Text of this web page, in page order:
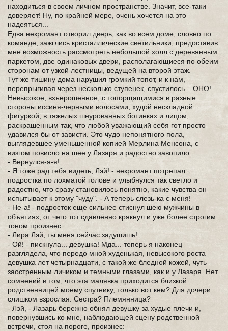
находиться в своем личном пространстве. Значит, все-таки
доверяет! Ну, по крайней мере, очень хочется на это
надеяться...
Едва некромант отворил дверь, как во всем доме, словно по
команде, зажглись кристаллические светильники, предоставив
мне возможность рассмотреть небольшой холл с деревянным
паркетом, две одинаковых двери, располагающиеся по обеим
сторонам от узкой лестницы, ведущей на второй этаж.
Тут же тишину дома нарушил громкий топот, и к нам,
перепрыгивая через несколько ступенек, спустилось... ОНО!
Невысокое, взъерошенное, с топорщащимися в разные
стороны иссиня-черными волосами, худой нескладной
фигуркой, в тяжелых шнурованных ботинках и лицом,
раскрашенным так, что любой уважающий себя гот просто
удавился бы от зависти. Это чудо непонятного пола,
выглядевшее уменьшенной копией Мерлина Менсона, с
визгом повисло на шее у Лазаря и радостно завопило:
- Вернулся-я-я!
- Я тоже рад тебя видеть, Лэй! - некромант потрепал
подростка по лохматой голове и улыбнулся так светло и
радостно, что сразу становилось понятно, какие чувства он
испытывает к этому "чуду". - А теперь слезь-ка с меня!
- Не-а! - подросток еще сильнее стиснул шею мужчины в
объятиях, от чего тот сдавленно крякнул и уже более строгим
тоном произнес:
- Лира Лэй, ты меня сейчас задушишь!
- Ой! - пискнула... девушка! Мда... теперь я наконец
разглядела, что передо мной худенькая, невысокого роста
девушка лет четырнадцати, с такой же бледной кожей, чуть
заостренным личиком и темными глазами, как и у Лазаря. Нет
сомнений в том, что эта малявка приходится близкой
родственницей моему спутнику, только вот кем? Для дочери
слишком взрослая. Сестра? Племянница?
- Лэй, - Лазарь бережно обнял девушку за худые плечи и,
повернувшись ко мне, наблюдающей сцену родственной
встречи, стоя на пороге, произнес: